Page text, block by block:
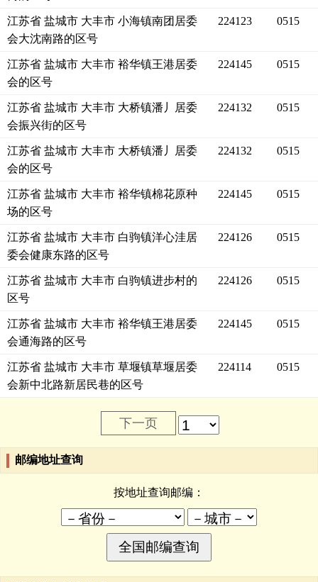
江苏省 盐城市 大丰市 小海镇南团居委
会大沈南路的区号
224123 0515
江苏省 盐城市 大丰市 裕华镇王港居委
会的区号
224145 0515
江苏省 盐城市 大丰市 大桥镇潘丿居委
会振兴街的区号
224132 0515
江苏省 盐城市 大丰市 大桥镇潘丿居委
会的区号
224132 0515
江苏省 盐城市 大丰市 裕华镇棉花原种
场的区号
224145 0515
江苏省 盐城市 大丰市 白驹镇洋心洼居
委会健康东路的区号
224126 0515
江苏省 盐城市 大丰市 白驹镇进步村的
区号
224126 0515
江苏省 盐城市 大丰市 裕华镇王港居委
会通海路的区号
224145 0515
江苏省 盐城市 大丰市 草堰镇草堰居委
会新中北路新居民巷的区号
224114 0515
下一页
邮编地址查询
按地址查询邮编：